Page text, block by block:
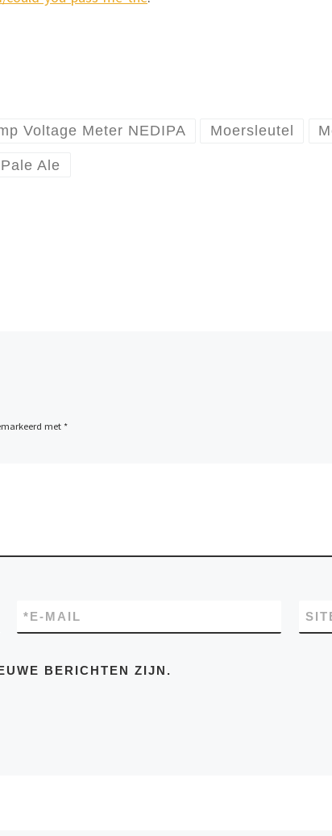
Voltage Meter NEDIPA Moersleutel
Ale
met *
E-MAIL
*
BERICHTEN ZIJN.